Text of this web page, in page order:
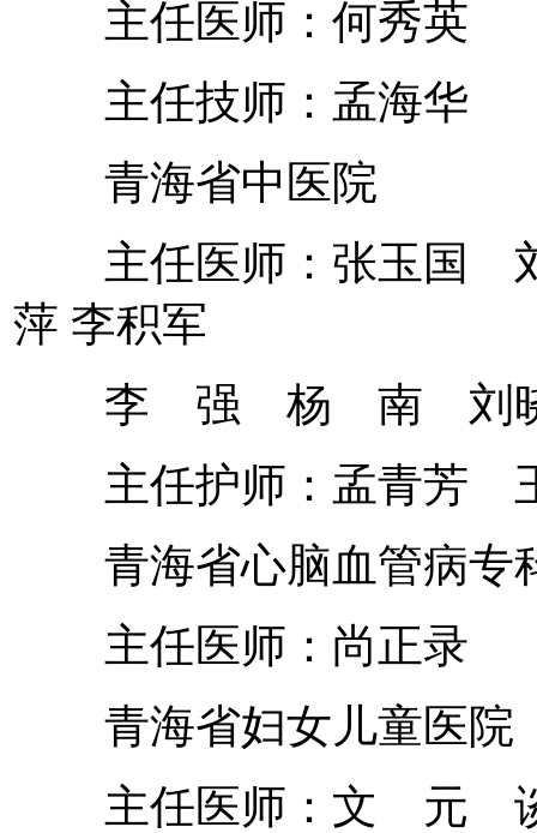
主任医师：何秀英
主任技师：孟海华
青海省中医院
主任医师：张玉国
萍 李积军
李 强 杨 南 刘
主任护师：孟青芳
青海省心脑血管病专
主任医师：尚正录
青海省妇女儿童医院
主任医师：文 元